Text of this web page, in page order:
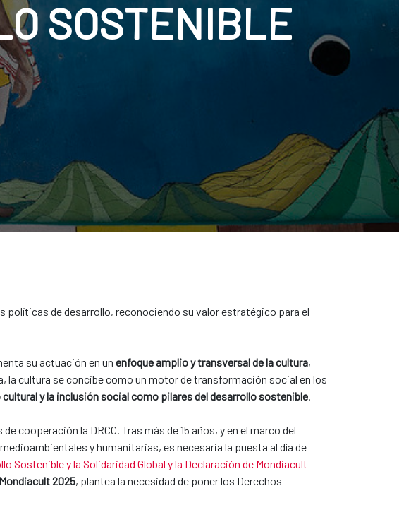
SOSTENIBLE
políticas de desarrollo, reconociendo su valor estratégico para el
su actuación en un enfoque amplio y transversal de la cultura,
la cultura se concibe como un motor de transformación social en los
y la inclusión social como pilares del desarrollo sostenible
cooperación la DRCC. Tras más de 15 años, y en el marco del
y humanitarias, es necesaria la puesta al día de
Sostenible y la Solidaridad Global y la Declaración de Mondiacult
Mondiacult 2025, plantea la necesidad de poner los Derechos